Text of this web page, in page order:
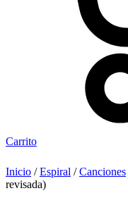
Carrito
Inicio /Espiral /Canciones
revisada)